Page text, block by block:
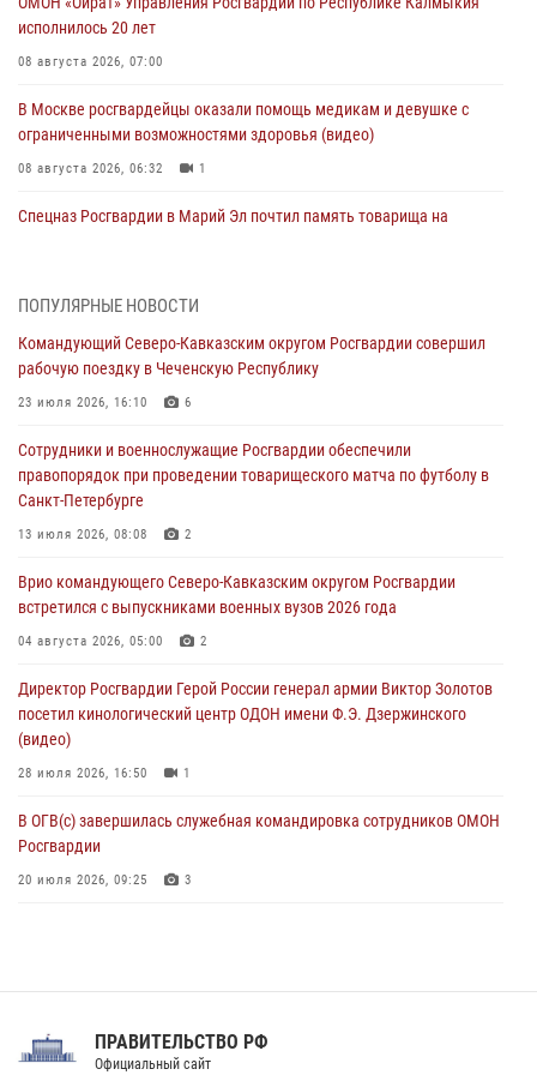
исполнилось 20 лет
08 августа 2026, 07:00
В Москве росгвардейцы оказали помощь медикам и девушке с
ограниченными возможностями здоровья (видео)
08 августа 2026, 06:32 1
Спецназ Росгвардии в Марий Эл почтил память товарища на
турнирами, мастер-классами и легкоатлетическими забегами
08 августа 2026, 06:03
подготовки на Урале
08 августа 2026, 05:00 3
В ДНР выполняющие задачи СВО росгвардейцы получают из дома
08 августа 2026, 05:00
Комплексные проверки безопасности объектов образования с
08 августа 2026, 04:01
ПОПУЛЯРНЫЕ НОВОСТИ
Командующий Северо-Кавказским округом Росгвардии совершил
рабочую поездку в Чеченскую Республику
23 июля 2026, 16:10 6
Сотрудники и военнослужащие Росгвардии обеспечили
правопорядок при проведении товарищеского матча по футболу в
Санкт-Петербурге
13 июля 2026, 08:08 2
Врио командующего Северо-Кавказским округом Росгвардии
встретился с выпускниками военных вузов 2026 года
04 августа 2026, 05:00 2
Директор Росгвардии Герой России генерал армии Виктор Золотов
посетил кинологический центр ОДОН имени Ф.Э. Дзержинского
(видео)
28 июля 2026, 16:50 1
В ОГВ(с) завершилась служебная командировка сотрудников ОМОН
Росгвардии
20 июля 2026, 09:25 3
Праздник «Один день с Росгвардией» к 105-летию Центрального
ПРАВИТЕЛЬСТВО РФ
Официальный сайт